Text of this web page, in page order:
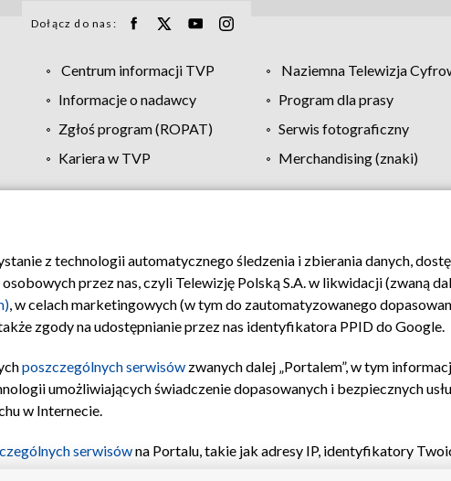
Dołącz do nas:
Centrum informacji TVP Naziemna Telewizja
Informacje o nadawcy
Program dla prasy
Zgłoś program (ROPAT)
Serwis fotograficzny
Kariera w TVP
Merchandising (znaki)
Moje zgody Pomoc Biuro reklamy Kontakt
z technologii automatycznego śledzenia i zbierania danych,
przez nas, czyli Telewizję Polską S.A. w likwidacji (zwaną
, w celach marketingowych (w tym do zautomatyzowanego
zgody na udostępnianie przez nas identyfikatora PPID do Google.
poszczególnych serwisów zwanych dalej „Portalem”, w tym
umożliwiających świadczenie dopasowanych i bezpiecznych
w Internecie.
serwisówna Portalu, takie jak adresy IP, identyfikatory